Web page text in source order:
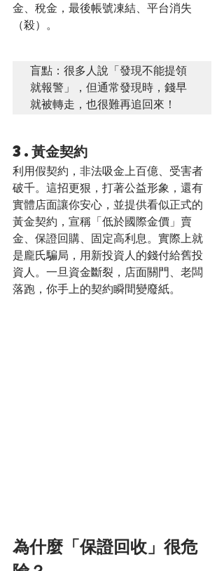
金、稅金，最後帳號凍結、平台消失
（殺）。
盲點：很多人說「發現不能提領
就報警」，但通常發現時，錢早
就被轉走，也很難再追回來！
3.黃金契約
利用假契約，非法吸金上百億、受害者
破千。這招更狠，打著公益形象，還有
實體店面讓你安心，並提供看似正式的
黃金契約，宣稱「低於國際金價」賣
金、保證回購、固定高利息。實際上就
是龐氏騙局，用新投資人的錢付給舊投
資人。一旦資金斷裂，店面關門、老闆
落跑，你手上的契約瞬間變廢紙。
為什麼「保證回收」很危